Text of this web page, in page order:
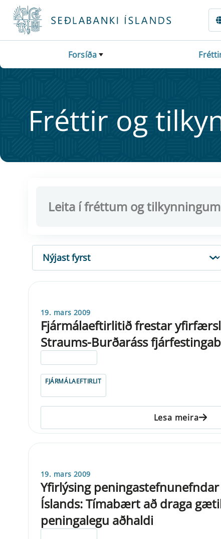
Fara beint í Meginmál
Forsíða
Frétt­ir og
RÖÐUN
19. mars 2009
Fjármálaeftirlitið frestar
Straums-Burðaráss
FJÁRMÁLAEFTIRLIT
Lesa meira
19. mars 2009
Yfirlýsing peningastefnunefndar
Íslands: Tímabært að draga
peningalegu aðhaldi